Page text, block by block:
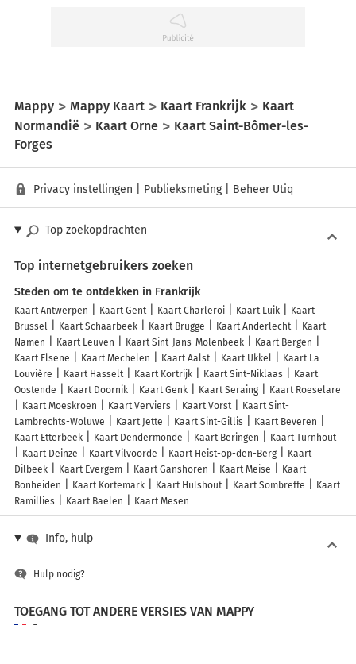
Mappy Mappy Kaart Kaart Frankrijk
Kaart
Normandië
Kaart Orne
Kaart Saint-Bômer-les-
Forges
Privacy instellingen Publieksmeting| Beheer Utiq
Top zoekopdrachten
Top internetgebruikers zoeken
Steden om te ontdekken in Frankrijk
Kaart Antwerpen Kaart Gent Kaart Charleroi Kaart Luik
Kaart
Brussel
Kaart Schaarbeek Kaart Brugge Kaart Anderlecht
Kaart
Namen
Kaart Leuven Kaart Sint-Jans-Molenbeek
Kaart Bergen
Kaart Elsene
Kaart Mechelen Kaart Aalst Kaart Ukkel
Kaart La
Louvière
Kaart Hasselt Kaart Kortrijk Kaart Sint-Niklaas
Kaart
Oostende
Kaart Doornik Kaart Genk Kaart Seraing
Kaart Roeselare
Kaart Moeskroen
Kaart Verviers Kaart Vorst
Kaart Sint-
Lambrechts-Woluwe
Kaart Jette Kaart Sint-Gillis
Kaart Beveren
Kaart Etterbeek
Kaart Dendermonde Kaart Beringen
Kaart Turnhout
Kaart Deinze
Kaart Vilvoorde Kaart Heist-op-den-Berg
Kaart
Dilbeek
Kaart Evergem Kaart Ganshoren Kaart Meise
Kaart
Bonheiden
Kaart Kortemark Kaart Hulshout Kaart Sombreffe
Kaart
Ramillies
Kaart Baelen Kaart Mesen
Info, hulp
Hulp nodig?
TOEGANG TOT ANDERE VERSIES VAN MAPPY
France